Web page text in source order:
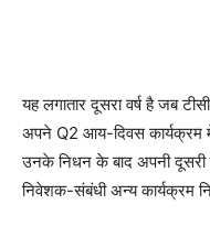
यह लगातार दूसरा वर्ष है जब
अपने Q2 आय-दिवस कार्यक्रम
उनके निधन के बाद अपनी दूसरी
निवेशक-संबंधी अन्य कार्यक्रम